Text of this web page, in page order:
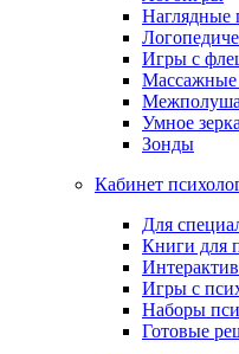
Наглядные
Игры с
Массажные
Умное
Зонды
Кабинет
Для
Книги для
Игры с
Наборы
Готовые